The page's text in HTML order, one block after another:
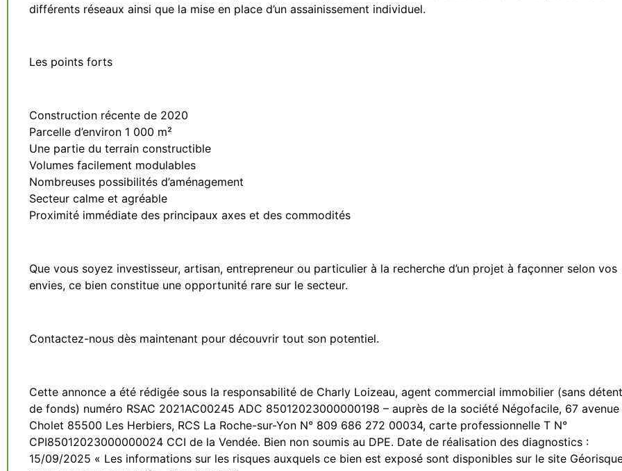
différents réseaux ainsi que la mise en place d’un assainissement individuel.
Les points forts
Construction récente de 2020
Parcelle d’environ 1 000 m²
Une partie du terrain constructible
Volumes facilement modulables
Nombreuses possibilités d’aménagement
Secteur calme et agréable
Proximité immédiate des principaux axes et des commodités
Que vous soyez investisseur, artisan, entrepreneur ou particulier à la recherche d’un projet à façonner selon vos
envies, ce bien constitue une opportunité rare sur le secteur.
Contactez-nous dès maintenant pour découvrir tout son potentiel.
Cette annonce a été rédigée sous la responsabilité de Charly Loizeau, agent commercial immobilier (sans
de fonds) numéro RSAC 2021AC00245 ADC 85012023000000198 – auprès de la société Négofacile, 67 avenue
Cholet 85500 Les Herbiers, RCS La Roche-sur-Yon N° 809 686 272 00034, carte professionnelle T N°
CPI85012023000000024 CCI de la Vendée. Bien non soumis au DPE. Date de réalisation des diagnostics :
15/09/2025 « Les informations sur les risques auxquels ce bien est exposé sont disponibles sur le site